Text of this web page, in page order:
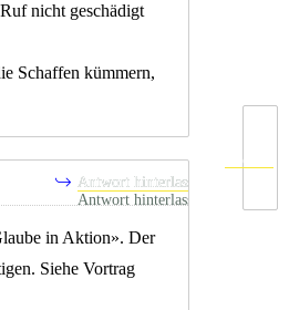
Nächste
nicht geschädigt
Schaffen kümmern,
Antwort hinterlassen
in Aktion». Der
Siehe Vortrag